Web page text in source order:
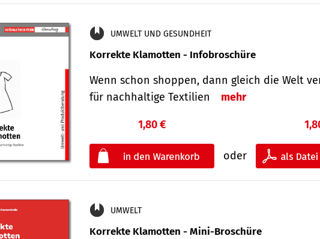
UMWELT UND GESUNDHEIT
Korrekte Klamotten - Infobroschüre
Wenn schon shoppen, dann gleich die Welt
für nachhaltige Textilien
mehr
1,80 €
oder
UMWELT
Korrekte Klamotten - Mini-Broschüre